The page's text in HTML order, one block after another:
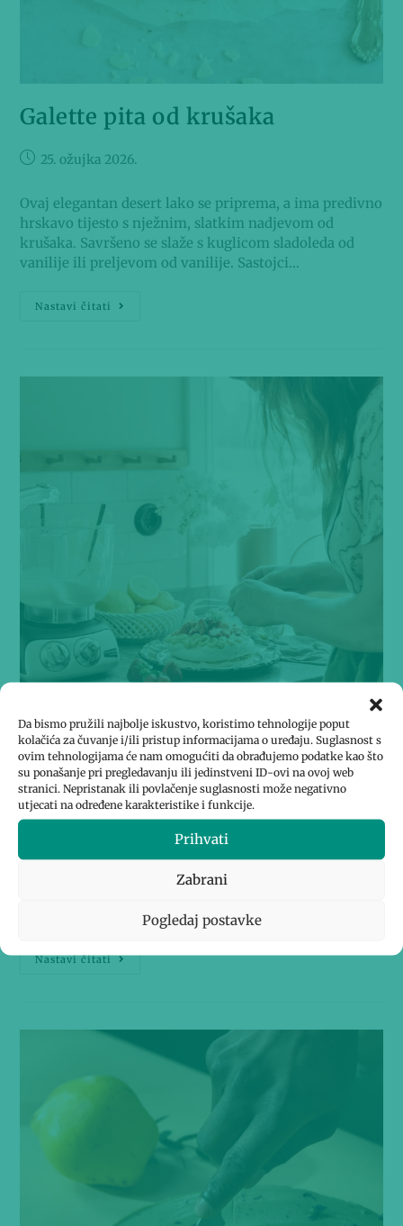
Da bismo pružili najbolje iskustvo, koristimo tehnologije poput
kolačića za čuvanje i/ili pristup informacijama o uređaju. Suglasnost s
ovim tehnologijama će nam omogućiti da obrađujemo podatke kao što
su ponašanje pri pregledavanju ili jedinstveni ID-ovi na ovoj web
stranici. Nepristanak ili povlačenje suglasnosti može negativno
utjecati na određene karakteristike i funkcije.
Prihvati
Zabrani
Pogledaj postavke
Galette pita od krušaka
25. ožujka 2026.
Ovaj elegantan desert lako se priprema, a ima predivno
hrskavo tijesto s nježnim, slatkim nadjevom od
krušaka. Savršeno se slaže s kuglicom sladoleda od
vanilije ili preljevom od vanilije. Sastojci…
Nastavi čitati
Pavlova iz snova
16. ožujka 2026.
Najnježnija Pavlova pripremljena uz pomoć
Ankarsrum zdjele za šlag i bjelanjke i višestrukih
Bjelanjci 4 bjelanjka 225 g šećera 1 žlica kukuruznog…
Nastavi čitati